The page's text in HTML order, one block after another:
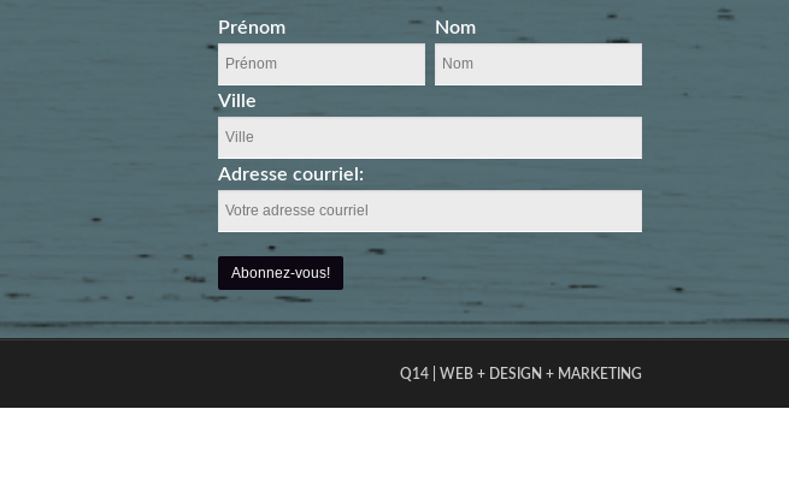
Prénom Nom
Ville
Adresse courriel:
Q14 | WEB + DESIGN + MARKETING